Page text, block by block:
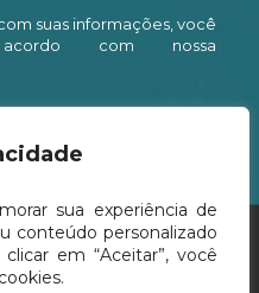
sua experiência de
conteúdo personalizado
em “Aceitar”, você
suas informações, você
com nossa